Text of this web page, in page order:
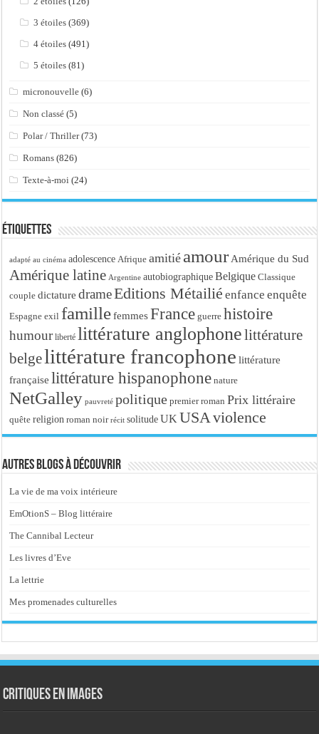
3 étoiles (369)
4 étoiles (491)
5 étoiles (81)
micronouvelle (6)
Non classé (5)
Polar / Thriller(73)
Romans (826)
Texte-à-moi (24)
Étiquettes
adapté au cinéma adolescence Afrique amitié amour Amérique du Sud
Amérique latine Argentine autobiographique Belgique Classique
couple dictature drameEditions Métailié enfance enquête
Espagne exil famille femmes France guerre histoire
humour liberté littérature anglophonelittérature
belgelittérature francophone littérature
française littérature hispanophone nature
NetGalley pauvreté politique premier roman Prix littéraire
quête religion roman noir récit solitude UK USAviolence
Autres blogs à découvrir
La vie de ma voix intérieure
EmOtionS – Blog littéraire
The Cannibal Lecteur
Les livres d’Eve
La lettrie
Mes promenades culturelles
Critiques en images